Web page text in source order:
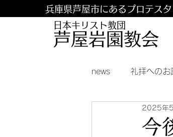
兵庫県芦屋市にあるプロテス
日本キリスト教団
​​芦屋岩園教会
news 礼拝へのお
今
2025年